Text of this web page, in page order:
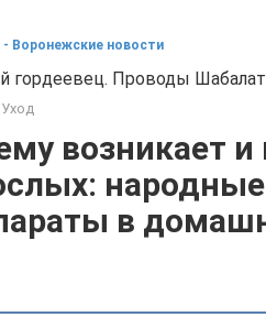
Воронежские новости
гордеевец. Проводы
Уход
возникает и
в